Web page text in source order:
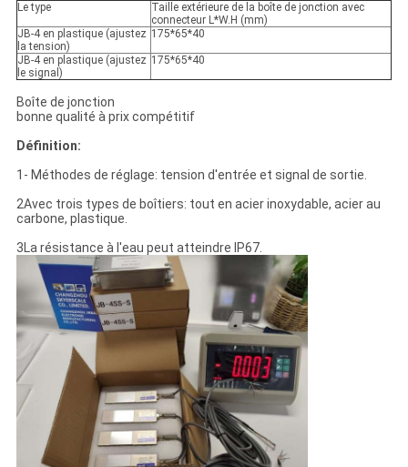
Le type
Taille extérieure de la boîte de jonction avec
connecteur L*W.H (mm)
JB-4 en plastique (ajustez
la tension)
175*65*40
JB-4 en plastique (ajustez
le signal)
175*65*40
Boîte de jonction
bonne qualité à prix compétitif
Définition:
1- Méthodes de réglage: tension d'entrée et signal de sortie.
2Avec trois types de boîtiers: tout en acier inoxydable, acier au
carbone, plastique.
3La résistance à l'eau peut atteindre IP67.